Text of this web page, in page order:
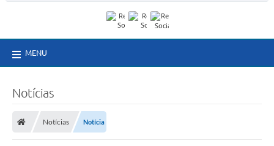
MENU
Notícias
Notícias Notícia